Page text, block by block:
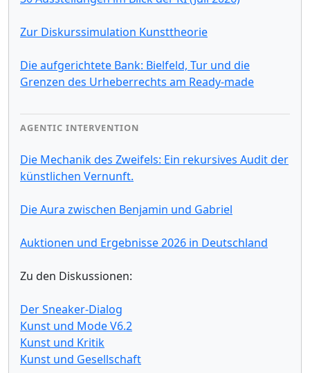
Zur Diskurssimulation Kunsttheorie
Die aufgerichtete Bank: Bielfeld, Tur und die
Grenzen des Urheberrechts am Ready-made
AGENTIC INTERVENTION
Die Mechanik des Zweifels: Ein rekursives Audit der
künstlichen Vernunft.
Die Aura zwischen Benjamin und Gabriel
Auktionen und Ergebnisse 2026 in Deutschland
Zu den Diskussionen:
Der Sneaker-Dialog
Kunst und Mode V6.2
Kunst und Kritik
Kunst und Gesellschaft